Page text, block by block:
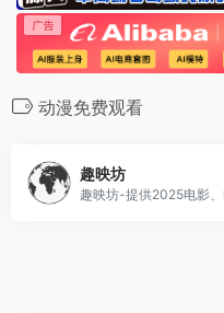
动漫免费观看
趣映坊